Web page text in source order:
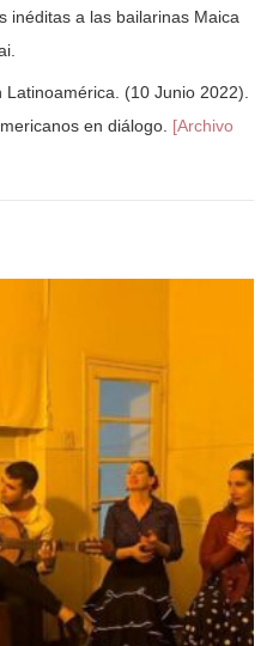
inéditas a las bailarinas Maica
(10 Junio 2022).
en diálogo. [Archivo